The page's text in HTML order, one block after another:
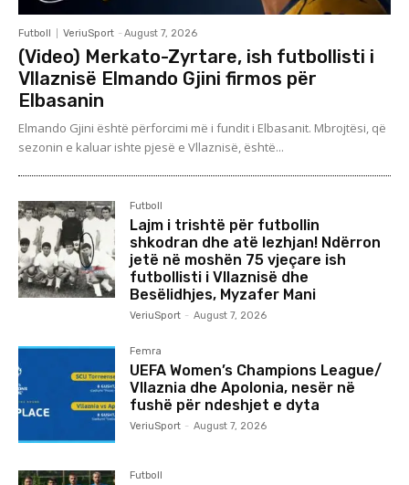
Futboll VeriuSport - August 7, 2026
(Video) Merkato-Zyrtare, ish futbollisti i
Vllaznisë Elmando Gjini firmos për
Elbasanin
Elmando Gjini është përforcimi më i fundit i Elbasanit. Mbrojtësi, që
sezonin e kaluar ishte pjesë e Vllaznisë, është...
Futboll
Lajm i trishtë për futbollin
shkodran dhe atë lezhjan! Ndërron
jetë në moshën 75 vjeçare ish
futbollisti i Vllaznisë dhe
Besëlidhjes, Myzafer Mani
VeriuSport - August 7, 2026
Femra
UEFA Women’s Champions League/
Vllaznia dhe Apolonia, nesër në
fushë për ndeshjet e dyta
VeriuSport - August 7, 2026
Futboll